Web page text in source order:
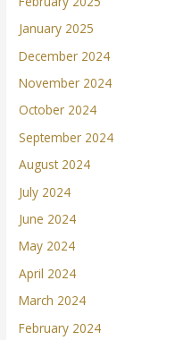
January 2025
December 2024
November 2024
October 2024
September 2024
August 2024
July 2024
June 2024
May 2024
April 2024
March 2024
February 2024